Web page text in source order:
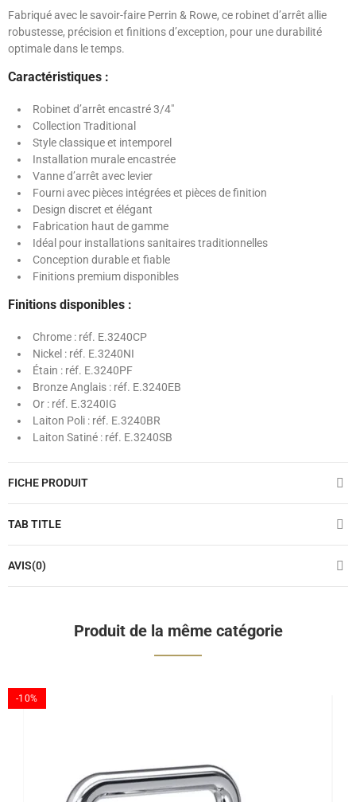
Fabriqué avec le savoir-faire Perrin & Rowe, ce robinet d’arrêt allie
robustesse, précision et finitions d’exception, pour une durabilité
optimale dans le temps.
Caractéristiques :
Robinet d’arrêt encastré 3/4"
Collection Traditional
Style classique et intemporel
Installation murale encastrée
Vanne d’arrêt avec levier
Fourni avec pièces intégrées et pièces de finition
Design discret et élégant
Fabrication haut de gamme
Idéal pour installations sanitaires traditionnelles
Conception durable et fiable
Finitions premium disponibles
Finitions disponibles :
Chrome : réf. E.3240CP
Nickel : réf. E.3240NI
Étain : réf. E.3240PF
Bronze Anglais : réf. E.3240EB
Or : réf. E.3240IG
Laiton Poli : réf. E.3240BR
Laiton Satiné : réf. E.3240SB
FICHE PRODUIT
TAB TITLE
AVIS(0)
Produit de la même catégorie
-10%